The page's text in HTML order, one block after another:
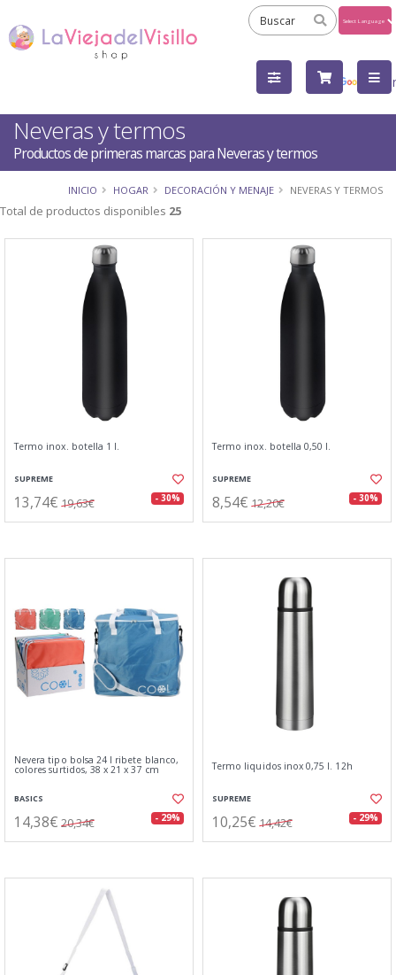
by
Neveras y termos
Productos de primeras marcas para Neveras y termos
INICIO HOGAR DECORACIÓN Y MENAJE NEVERAS Y TERMOS
Total de productos disponibles 25
Termo inox. botella 1 l.
SUPREME
13,74€ 19,63€ - 30%
Termo inox. botella 0,50 l.
SUPREME
8,54€ 12,20€ - 30%
Nevera tipo bolsa 24 l ribete blanco,
colores surtidos, 38 x 21 x 37 cm
BASICS
14,38€ 20,34€ - 29%
Termo liquidos inox 0,75 l. 12h
SUPREME
10,25€ 14,42€ - 29%